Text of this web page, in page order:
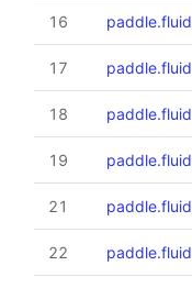
16
17
18
19
21
22